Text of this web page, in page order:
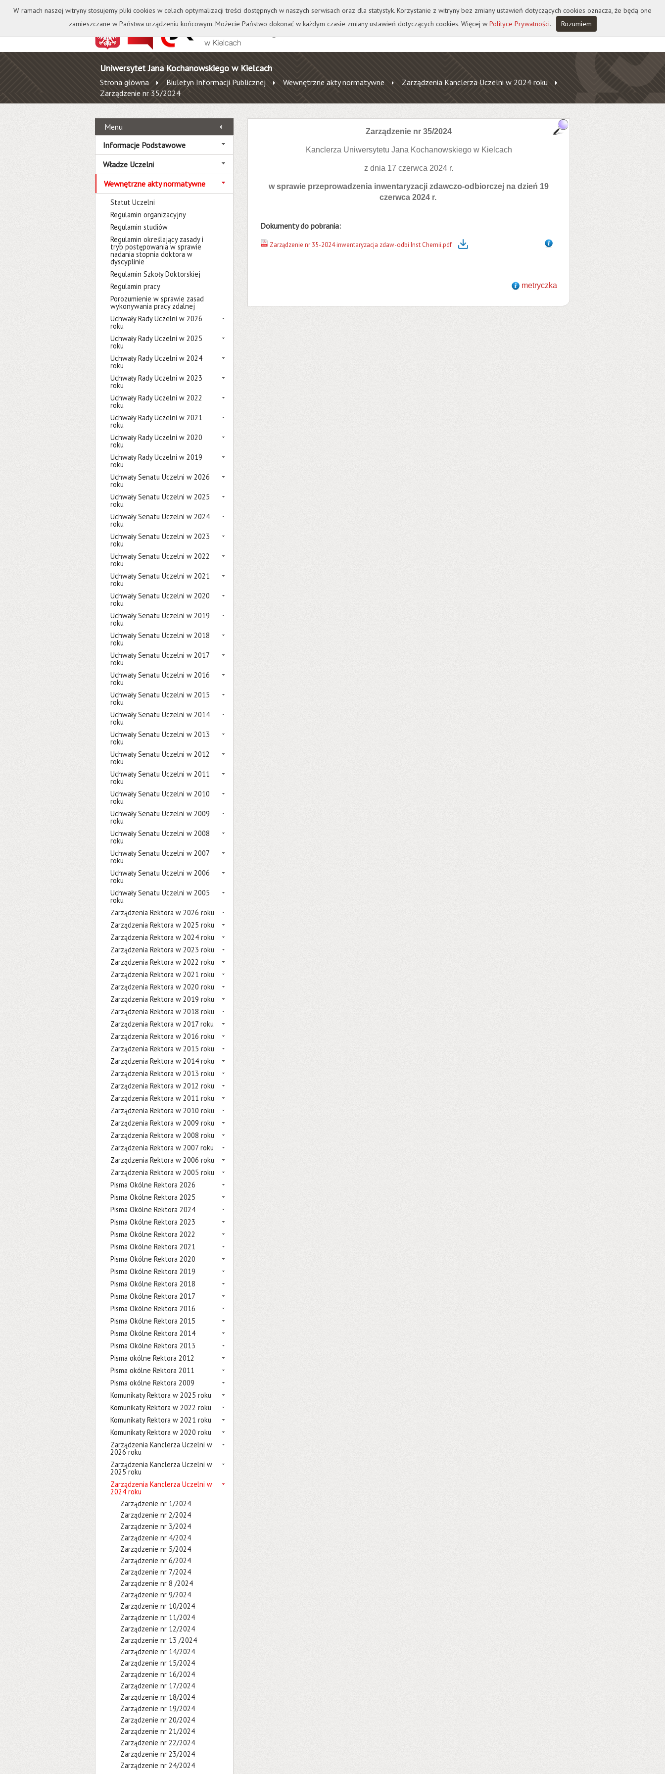
Kontakt Biblioteka Wydawnictwo Wirtualna Uczelnia A A A A
Uniwersytet Jana Kochanowskiego w Kielcach
Strona główna Biuletyn Informacji Publicznej Wewnętrzne akty normatywne
Zarządzenia Kanclerza Uczelni w 2024 roku
Zarządzenie nr 35/2024
Menu
Informacje Podstawowe
Władze Uczelni
Wewnętrzne akty normatywne
Statut Uczelni
Regulamin organizacyjny
Regulamin studiów
Regulamin określający zasady i
tryb postępowania w sprawie
nadania stopnia doktora w
dyscyplinie
Regulamin Szkoły Doktorskiej
Regulamin pracy
Porozumienie w sprawie zasad
wykonywania pracy zdalnej
Uchwały Rady Uczelni w 2026
roku
Uchwały Rady Uczelni w 2025
roku
Uchwały Rady Uczelni w 2024
roku
Uchwały Rady Uczelni w 2023
roku
Uchwały Rady Uczelni w 2022
roku
Uchwały Rady Uczelni w 2021
roku
Uchwały Rady Uczelni w 2020
roku
Uchwały Rady Uczelni w 2019
roku
Uchwały Senatu Uczelni w 2026
roku
Uchwały Senatu Uczelni w 2025
roku
Uchwały Senatu Uczelni w 2024
roku
Uchwały Senatu Uczelni w 2023
roku
Uchwały Senatu Uczelni w 2022
roku
Uchwały Senatu Uczelni w 2021
roku
Uchwały Senatu Uczelni w 2020
roku
Uchwały Senatu Uczelni w 2019
roku
Uchwały Senatu Uczelni w 2018
roku
Uchwały Senatu Uczelni w 2017
roku
Uchwały Senatu Uczelni w 2016
roku
Uchwały Senatu Uczelni w 2015
roku
Uchwały Senatu Uczelni w 2014
roku
Uchwały Senatu Uczelni w 2013
roku
Uchwały Senatu Uczelni w 2012
roku
Uchwały Senatu Uczelni w 2011
roku
Uchwały Senatu Uczelni w 2010
roku
Uchwały Senatu Uczelni w 2009
roku
Uchwały Senatu Uczelni w 2008
roku
Uchwały Senatu Uczelni w 2007
roku
Uchwały Senatu Uczelni w 2006
roku
Uchwały Senatu Uczelni w 2005
roku
Zarządzenia Rektora w 2026 roku
Zarządzenia Rektora w 2025 roku
Zarządzenia Rektora w 2024 roku
Zarządzenia Rektora w 2023 roku
Zarządzenia Rektora w 2022 roku
Zarządzenia Rektora w 2021 roku
Zarządzenia Rektora w 2020 roku
Zarządzenia Rektora w 2019 roku
Zarządzenia Rektora w 2018 roku
Zarządzenia Rektora w 2017 roku
Zarządzenia Rektora w 2016 roku
Zarządzenia Rektora w 2015 roku
Zarządzenia Rektora w 2014 roku
Zarządzenia Rektora w 2013 roku
Zarządzenia Rektora w 2012 roku
Zarządzenia Rektora w 2011 roku
Zarządzenia Rektora w 2010 roku
Zarządzenia Rektora w 2009 roku
Zarządzenia Rektora w 2008 roku
Zarządzenia Rektora w 2007 roku
Zarządzenia Rektora w 2006 roku
Zarządzenia Rektora w 2005 roku
Pisma Okólne Rektora 2026
Pisma Okólne Rektora 2025
Pisma Okólne Rektora 2024
Pisma Okólne Rektora 2023
Pisma Okólne Rektora 2022
Pisma Okólne Rektora 2021
Pisma Okólne Rektora 2020
Pisma Okólne Rektora 2019
Pisma Okólne Rektora 2018
Pisma Okólne Rektora 2017
Pisma Okólne Rektora 2016
Pisma Okólne Rektora 2015
Pisma Okólne Rektora 2014
Pisma Okólne Rektora 2013
Pisma okólne Rektora 2012
Pisma okólne Rektora 2011
Pisma okólne Rektora 2009
Komunikaty Rektora w 2025 roku
Komunikaty Rektora w 2022 roku
Komunikaty Rektora w 2021 roku
Komunikaty Rektora w 2020 roku
Zarządzenia Kanclerza Uczelni w
2026 roku
Zarządzenia Kanclerza Uczelni w
2025 roku
Zarządzenia Kanclerza Uczelni w
2024 roku
Zarządzenie nr 1/2024
Zarządzenie nr 2/2024
Zarządzenie nr 3/2024
Zarządzenie nr 4/2024
Zarządzenie nr 5/2024
Zarządzenie nr 6/2024
Zarządzenie nr 7/2024
Zarządzenie nr 8 /2024
Zarządzenie nr 9/2024
Zarządzenie nr 10/2024
Zarządzenie nr 11/2024
Zarządzenie nr 12/2024
Zarządzenie nr 13 /2024
Zarządzenie nr 14/2024
Zarządzenie nr 15/2024
Zarządzenie nr 16/2024
Zarządzenie nr 17/2024
Zarządzenie nr 18/2024
Zarządzenie nr 19/2024
Zarządzenie nr 20/2024
Zarządzenie nr 21/2024
Zarządzenie nr 22/2024
Zarządzenie nr 23/2024
Zarządzenie nr 24/2024
Zarządzenie nr 35/2024
Kanclerza Uniwersytetu Jana Kochanowskiego w Kielcach
z dnia 17 czerwca 2024 r.
w sprawie przeprowadzenia inwentaryzacji zdawczo-odbiorczej na dzień 19
czerwca 2024 r.
Dokumenty do pobrania:
Zarządzenie nr 35-2024 inwentaryzacja zdaw-odbi Inst Chemii.pdf
metryczka
W ramach naszej witryny stosujemy pliki cookies w celach optymalizacji treści dostępnych w naszych serwisach oraz dla statystyk. Korzystanie z witryny bez zmiany ustawień dotyczących cookies oznacza, że będą one
zamieszczane w Państwa urządzeniu końcowym. Możecie Państwo dokonać w każdym czasie zmiany ustawień dotyczących cookies. Więcej w Polityce Prywatności. Rozumiem